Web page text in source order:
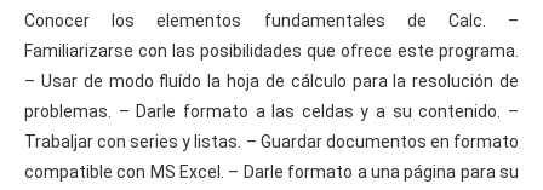
Conocer los elementos fundamentales de Calc. –
Familiarizarse con las posibilidades que ofrece este programa.
– Usar de modo fluído la hoja de cálculo para la resolución de
problemas. – Darle formato a las celdas y a su contenido. –
Trabaljar con series y listas. – Guardar documentos en formato
compatible con MS Excel. – Darle formato a una página para su